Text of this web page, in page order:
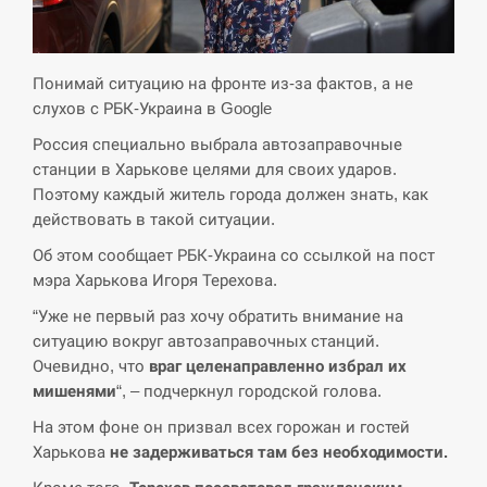
СЕРПЕНЬ
14:53
Экс-послу в США Стефанишиной вручили новое
подозрение и избирают меру…
СЕРПЕНЬ
14:40
У Росії розгортається ракетний підрозділ КНДР –
Reuters
СЕРПЕНЬ
Поставки ракет для ПВО сократились втрое,
хотя у партнеров они…
СЕРПЕНЬ
14:10
У Румунії затоплять чотири баржі для
збільшення потоку води до…
Понимай ситуацию на фронте из-за фактов, а не
слухов с РБК-Украина в Google
Россия специально выбрала автозаправочные
станции в Харькове целями для своих ударов.
Поэтому каждый житель города должен знать, как
действовать в такой ситуации.
Об этом сообщает РБК-Украина со ссылкой на пост
мэра Харькова Игоря Терехова.
“Уже не первый раз хочу обратить внимание на
ситуацию вокруг автозаправочных станций.
Очевидно, что враг целенаправленно избрал их
мишенями“, – подчеркнул городской голова.
На этом фоне он призвал всех горожан и гостей
Харькова не задерживаться там без необходимости.